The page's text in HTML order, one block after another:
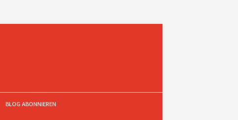
BLOG ABONNIEREN